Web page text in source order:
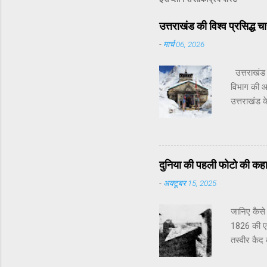
उत्तराखंड की विश्व
- मार्च 06, 2026
विभाग की
उत्तराखंड
खोल
खोले
पंजीकरण
दुनिया की पहली फोटो की
- अक्टूबर 15, 2025
जानिए कैसे
1826 की
तस्वीर